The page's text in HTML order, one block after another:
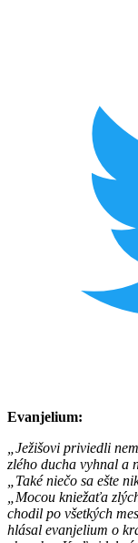
Evanjelium:
„Ježišovi priviedli
zlého ducha vyhnal a
„Také niečo sa ešte
„Mocou kniežaťa
chodil po všetkých
hlásal evanjelium o